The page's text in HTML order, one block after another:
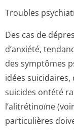
Troubles
Des cas de
d’anxiété,
des symptômes
idées
suicides ontété
l’alitrétinoïne (voir
particulières